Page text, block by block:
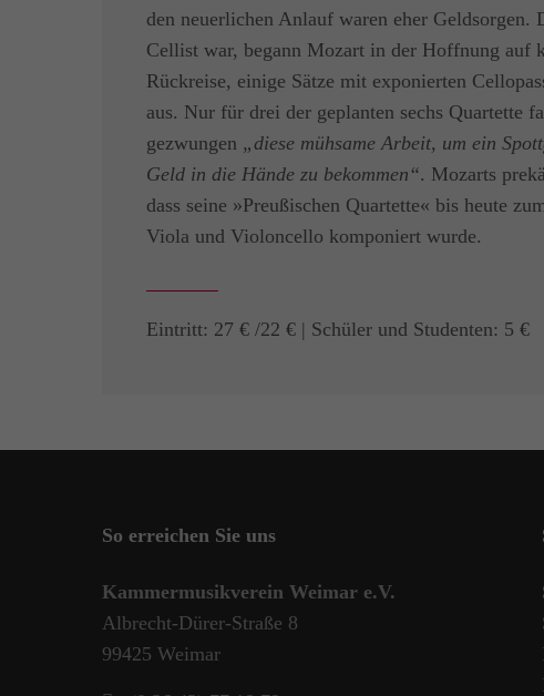
den neuerlichen Anlauf waren eher
Cellist war, begann Mozart in der Hoffnung auf
Rückreise, einige Sätze mit exponierten
aus. Nur für drei der geplanten sechs Quartette
gezwungen „diese mühsame Arbeit, um ein
Geld in die Hände zu bekommen“. Mozarts
dass seine »Preußischen Quartette« bis heute
Viola und Violoncello komponiert wurde.
Eintritt: 27 € /22 € | Schüler und Studenten: 5 €
So erreichen Sie uns
Kammermusikverein Weimar e.V.
Albrecht-Dürer-Straße 8
99425 Weimar